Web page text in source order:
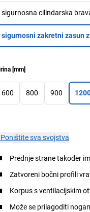
sigurnosna cilindarska
sigurnosni zakretni zasun
[mm]
600 800 900
Poništite sva svojstva
Prednje strane također
Zatvoreni bočni profili
Korpus s ventilacijskim
Može se prilagoditi